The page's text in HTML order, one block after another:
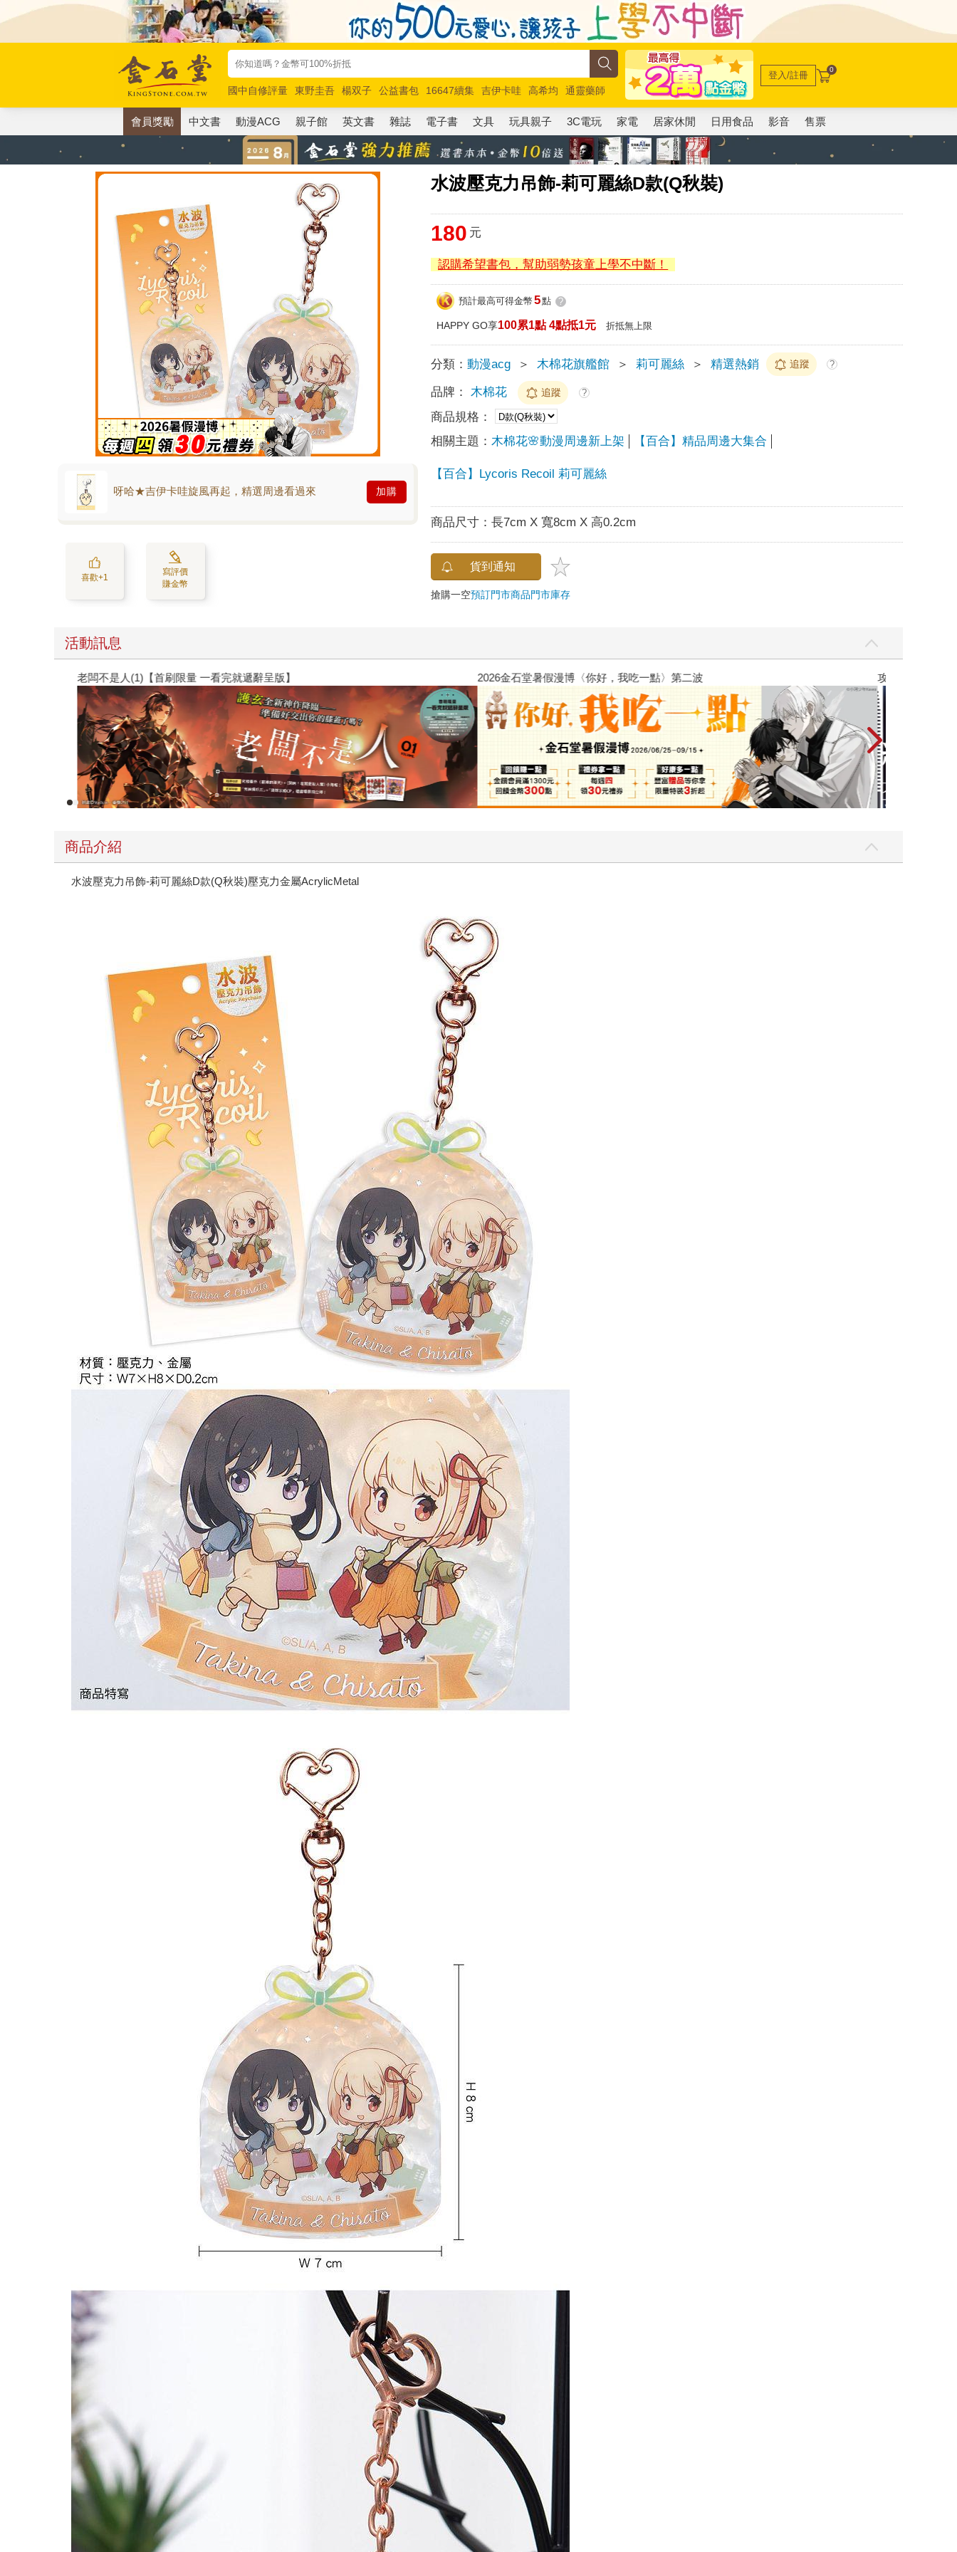
國中自修評量 東野圭吾 楊双子 公益書包 16647續集 吉伊卡哇 高希均
通靈藥師
唯紅花綻放
奧德賽 路邊攤新作 馬斯克 玩具總動員5 超慢跑
登入/註冊 0
會員獎勵 中文書 動漫ACG 親子館 英文書 雜誌 電子書 文具 玩具親子 3C電玩 家電 居家休閒 日用食品 影音 售票
水波壓克力吊飾-莉可麗絲D款(Q秋裝)
呀哈★吉伊卡哇旋風再起，精選周邊看過來 加購
喜歡+1
寫評價
賺金幣
180 元
認購希望書包，幫助弱勢孩童上學不中斷！
預計最高可得金幣 5點 ?
HAPPY GO享100累1點 4點抵1元 折抵無上限
分類：動漫acg ＞ 木棉花旗艦館 ＞ 莉可麗絲 ＞ 精選熱銷 追蹤 ?
品牌： 木棉花 追蹤 ?
商品規格：
相關主題： 木棉花🌸動漫周邊新上架 【百合】精品周邊大集合
【百合】Lycoris Recoil 莉可麗絲
商品尺寸：長7cm X 寬8cm X 高0.2cm
貨到通知
搶購一空預訂門市商品門市庫存
活動訊息
老闆不是人(1)【首刷限量 一看完就遞辭呈版】 2026金石堂暑假漫博〈你好，我吃一點〉第二波 攻殼機動隊
商品介紹
水波壓克力吊飾-莉可麗絲D款(Q秋裝)壓克力金屬AcrylicMetal